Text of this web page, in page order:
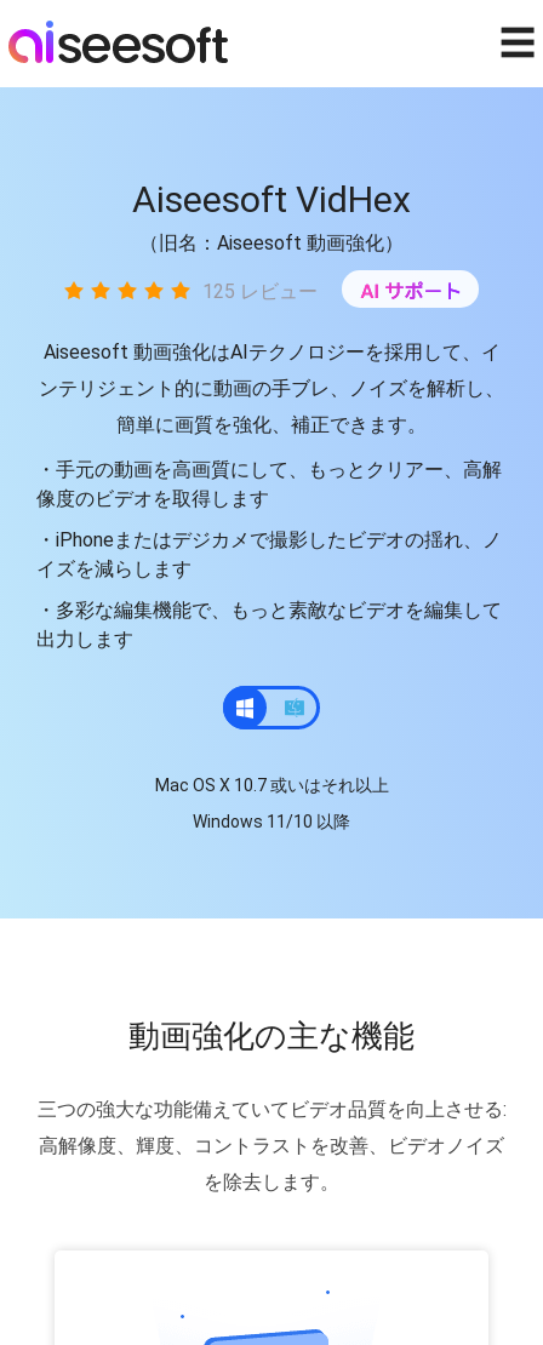
☰
Aiseesoft VidHex
（旧名：Aiseesoft 動画強化）
125 レビュー
Aiseesoft 動画強化はAIテクノロジーを採用して、イ
ンテリジェント的に動画の手ブレ、ノイズを解析し、
簡単に画質を強化、補正できます。
・手元の動画を高画質にして、もっとクリアー、高解
像度のビデオを取得します
・iPhoneまたはデジカメで撮影したビデオの揺れ、ノ
イズを減らします
・多彩な編集機能で、もっと素敵なビデオを編集して
出力します
Mac OS X 10.7 或いはそれ以上
Windows 11/10 以降
動画強化の主な機能
三つの強大な功能備えていてビデオ品質を向上させる:
高解像度、輝度、コントラストを改善、ビデオノイズ
を除去します。